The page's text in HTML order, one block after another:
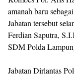
amanah baru
Jabatan tersebut
Ferdian Saputra,
SDM Polda
Jabatan Dirlantas